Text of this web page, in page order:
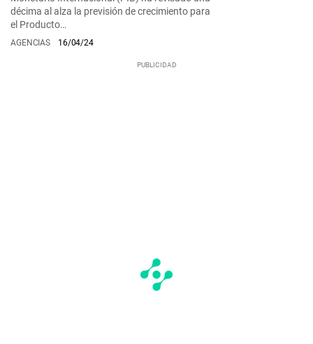
décima al alza la previsión de crecimiento para
el Producto…
AGENCIAS 16/04/24